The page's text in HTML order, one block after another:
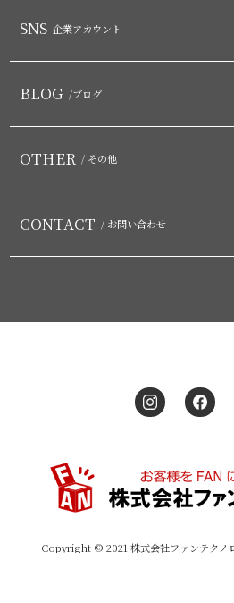
SNS 企業アカウント
BLOG /ブログ
OTHER / その他
CONTACT / お問い合わせ
Copyright © 2021 株式会社ファンテク